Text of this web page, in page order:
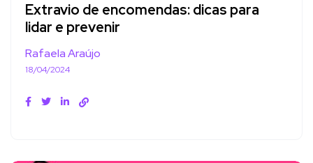
Extravio de encomendas: dicas para
lidar e prevenir
Rafaela Araújo
18/04/2024